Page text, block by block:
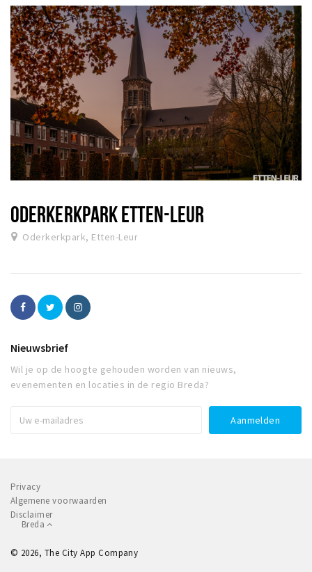
ODERKERKPARK ETTEN-LEUR
Oderkerkpark, Etten-Leur
Nieuwsbrief
Wil je op de hoogte gehouden worden van nieuws,
evenementen en locaties in de regio Breda?
Privacy
Algemene voorwaarden
Disclaimer
Breda
© 2026, The City App Company